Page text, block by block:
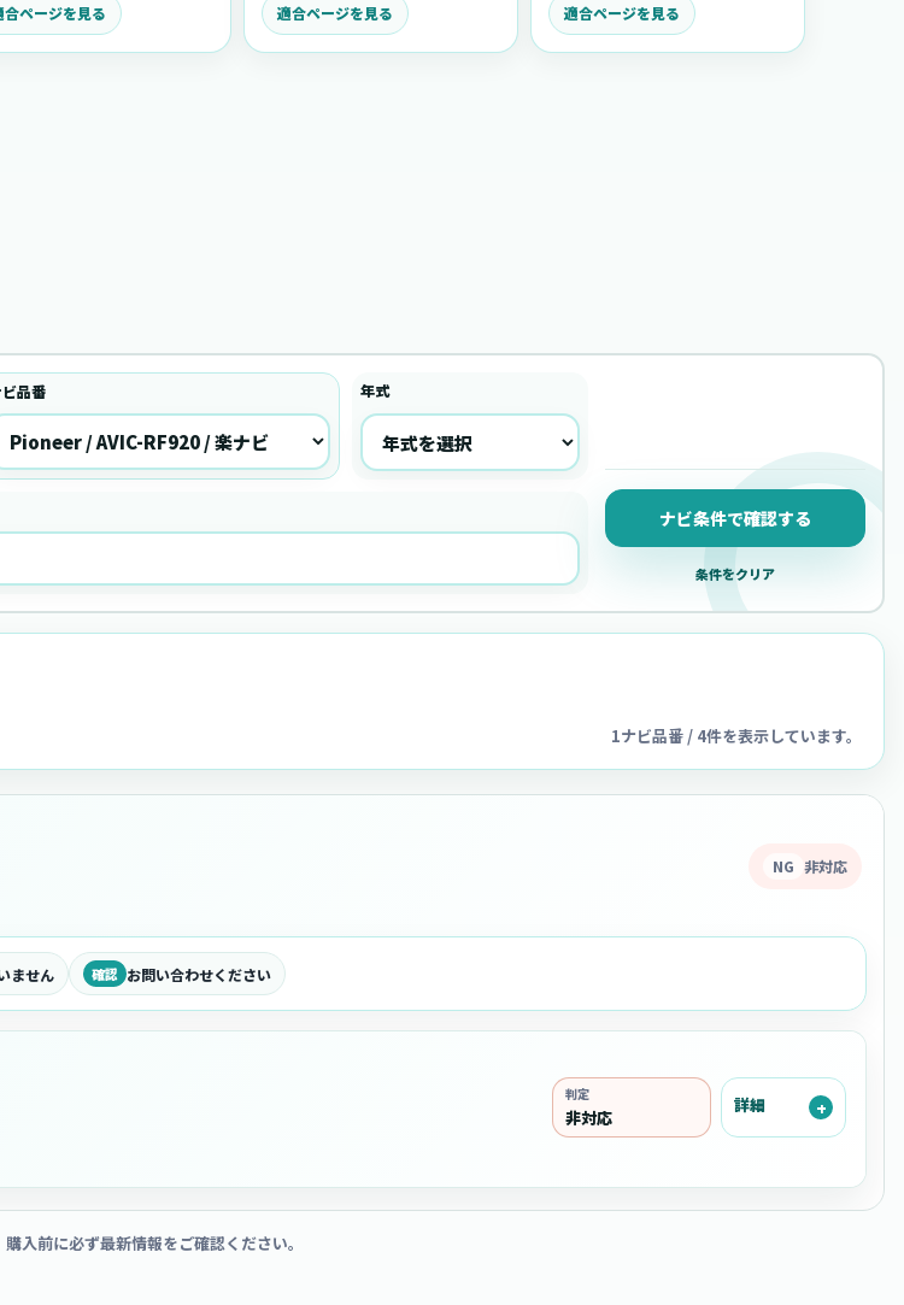
合ページを見る 適合ページを見る 適合ページを見る
品番 年式
ナビ条件で確認する
条件をクリア
1ナビ品番 / 4件を表示しています。
NG 非対応
ません 確認 お問い合わせください
判定
非対応
詳細
入前に必ず最新情報をご確認ください。